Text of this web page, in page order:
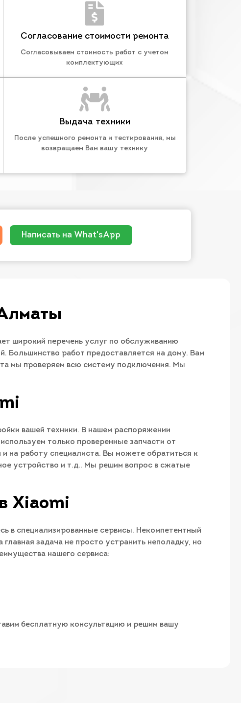
Согласование стоимости ремонта
Согласовываем стоимость работ с учетом
комплектующих
Выдача техники
После успешного ремонта и тестирования, мы
возвращаем Вам вашу технику
Написать на What'sApp
широкий перечень услуг по обслуживанию
Большинство работ предоставляется на дому. Вам
мы проверяем всю систему подключения. Мы
вашей техники. В нашем распоряжении
только проверенные запчасти от
на работу специалиста. Вы можете обратиться к
устройство и т.д.. Мы решим вопрос в сжатые
Xiaomi
в специализированные сервисы. Некомпетентный
задача не просто устранить неполадку, но
нашего сервиса:
бесплатную консультацию и решим вашу